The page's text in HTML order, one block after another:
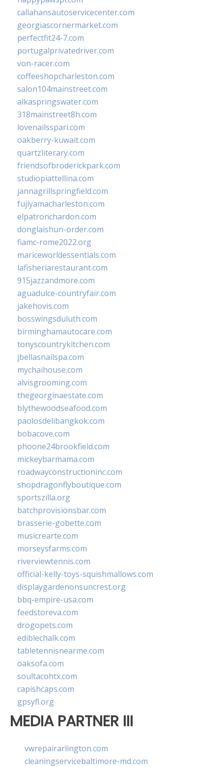
callahansautoservicecenter.com
georgiascornermarket.com
perfectfit24-7.com
portugalprivatedriver.com
von-racer.com
coffeeshopcharleston.com
salon104mainstreet.com
alkaspringswater.com
318mainstreet8h.com
lovenailsspari.com
oakberry-kuwait.com
quartzliterary.com
friendsofbroderickpark.com
studiopiattellina.com
jannagrillspringfield.com
fujiyamacharleston.com
elpatronchardon.com
donglaishun-order.com
fiamc-rome2022.org
mariceworldessentials.com
lafisheriarestaurant.com
915jazzandmore.com
aguadulce-countryfair.com
jakehovis.com
bosswingsduluth.com
birminghamautocare.com
tonyscountrykitchen.com
jbellasnailspa.com
mychaihouse.com
alvisgrooming.com
thegeorginaestate.com
blythewoodseafood.com
paolosdelibangkok.com
bobacove.com
phoone24brookfield.com
mickeybarmama.com
roadwayconstructioninc.com
shopdragonflyboutique.com
sportszilla.org
batchprovisionsbar.com
brasserie-gobette.com
musicrearte.com
morseysfarms.com
riverviewtennis.com
official-kelly-toys-squishmallows.com
displaygardenonsuncrest.org
bbq-empire-usa.com
feedstoreva.com
drogopets.com
ediblechalk.com
tabletennisnearme.com
oaksofa.com
soultacohtx.com
capishcaps.com
gpsyfl.org
MEDIA PARTNER III
vwrepairarlington.com
cleaningservicebaltimore-md.com